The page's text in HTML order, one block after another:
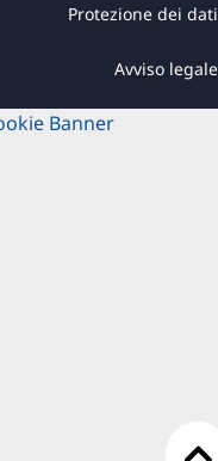
Protezione dei dati
Avviso legale
Banner